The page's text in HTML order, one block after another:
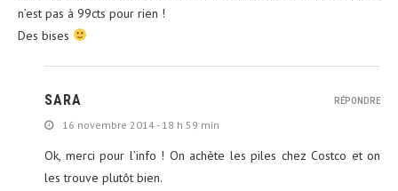
n’est pas à 99cts pour rien !
Des bises
SARA
16 novembre 2014 - 18 h 59 min
Ok, merci pour l’info ! On achète les piles chez Costco et on
les trouve plutôt bien.
RÉPONDRE